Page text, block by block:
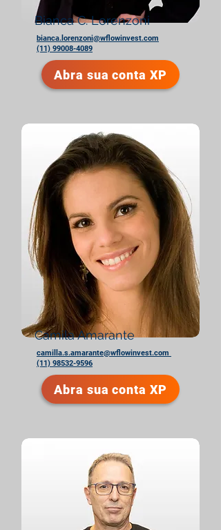
Bianca C. Lorenzoni
bianca.lorenzoni@wflowinvest.com
(11) 99008-4089
Abra sua conta XP
Camila Amarante
camilla.s.amarante@wflowinvest.com
(11) 98532-9596
Abra sua conta XP